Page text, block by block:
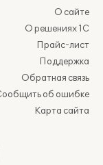
О сайте
О решениях 1С
Прайс-лист
Поддержка
Обратная связь
об ошибке
Карта сайта